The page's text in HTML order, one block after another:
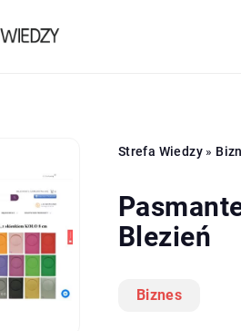
Strefa Wiedzy»
Blezień
Biznes